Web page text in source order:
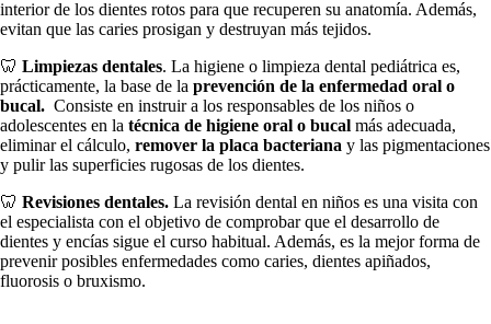
interior de los dientes rotos para que recuperen su anatomía. Además,
evitan que las caries prosigan y destruyan más tejidos.
🦷 Limpiezas dentales. La higiene o limpieza dental pediátrica es,
prácticamente, la base de la prevención de la enfermedad oral o
bucal. Consiste en instruir a los responsables de los niños o
adolescentes en la técnica de higiene oral o bucal más adecuada,
eliminar el cálculo, remover la placa bacteriana y las pigmentaciones
y pulir las superficies rugosas de los dientes.
🦷 Revisiones dentales. La revisión dental en niños es una visita con
el especialista con el objetivo de comprobar que el desarrollo de
dientes y encías sigue el curso habitual. Además, es la mejor forma de
prevenir posibles enfermedades como caries, dientes apiñados,
fluorosis o bruxismo.